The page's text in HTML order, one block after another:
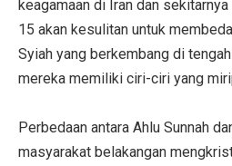
keagamaan di Iran dan
15 akan kesulitan untuk
Syiah yang berkembang di
mereka memiliki ciri-ciri yang
Perbedaan antara Ahlu Sunnah
masyarakat belakangan